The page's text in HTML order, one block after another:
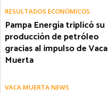
RESULTADOS ECONÓMICOS
Pampa Energía triplicó su
producción de petróleo
gracias al impulso de Vaca
Muerta
VACA MUERTA NEWS